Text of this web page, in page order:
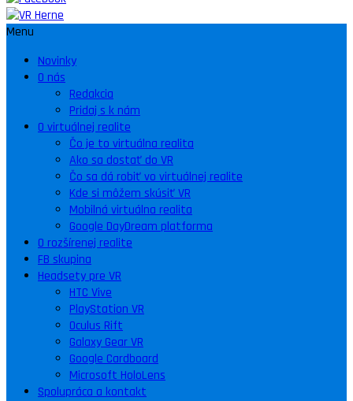
Menu
Novinky
O nás
Redakcia
Pridaj s k nám
O virtuálnej realite
Čo je to virtuálna realita
Ako sa dostať do VR
Čo sa dá robiť vo virtuálnej realite
Kde si môžem skúsiť VR
Mobilná virtuálna realita
Google DayDream platforma
O rozšírenej realite
FB skupina
Headsety pre VR
HTC Vive
PlayStation VR
Oculus Rift
Galaxy Gear VR
Google Cardboard
Microsoft HoloLens
Spolupráca a kontakt